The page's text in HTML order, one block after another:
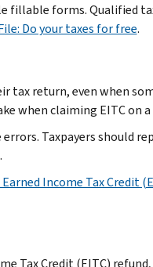
fillable forms. Qualified
Do your taxes for free.
tax return, even when
when claiming EITC on
Taxpayers should
Income Tax Credit
Tax Credit (EITC)